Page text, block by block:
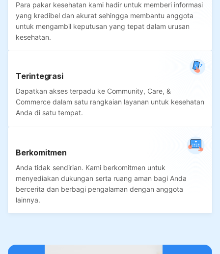
Para pakar kesehatan kami hadir untuk memberi informasi
yang kredibel dan akurat sehingga membantu anggota
untuk mengambil keputusan yang tepat dalam urusan
kesehatan.
Terintegrasi
Dapatkan akses terpadu ke Community, Care, &
Commerce dalam satu rangkaian layanan untuk kesehatan
Anda di satu tempat.
Berkomitmen
Anda tidak sendirian. Kami berkomitmen untuk
menyediakan dukungan serta ruang aman bagi Anda
bercerita dan berbagi pengalaman dengan anggota
lainnya.